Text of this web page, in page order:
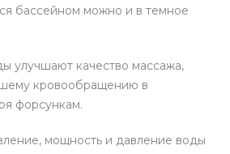
бассейном можно и в темное
улучшают качество массажа,
кровообращению в
форсункам.
мощность и давление воды